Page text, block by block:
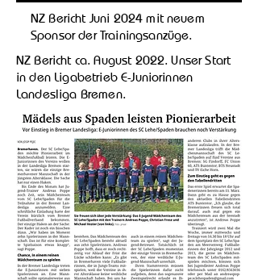
NZ Bericht Juni 2024 mit neuem
Sponsor der Trainingsanzüge.
NZ Bericht ca. August 2022. Unser Start
in den Ligabetrieb E-Juniorinnen
Landesliga Bremen.